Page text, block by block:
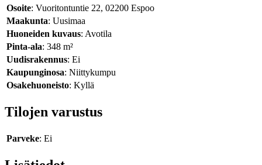
Osoite: Vuoritontuntie 22, 02200 Espoo
Maakunta: Uusimaa
Huoneiden kuvaus: Avotila
Pinta-ala: 348 m²
Uudisrakennus: Ei
Kaupunginosa: Niittykumpu
Osakehuoneisto: Kyllä
Tilojen varustus
Parveke: Ei